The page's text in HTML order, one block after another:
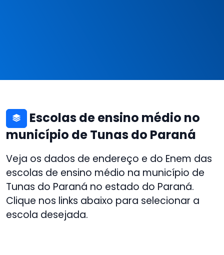
Escolas de ensino médio no
município de Tunas do Paraná
Veja os dados de endereço e do Enem das
escolas de ensino médio na município de
Tunas do Paraná no estado do Paraná.
Clique nos links abaixo para selecionar a
escola desejada.